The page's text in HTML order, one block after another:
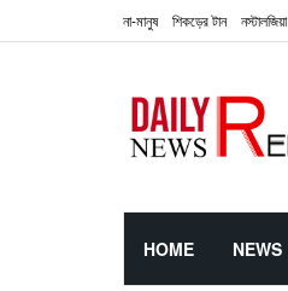
না-মানুষ শিকড়ের টান নস্টালজিয়া
HOME NEWS